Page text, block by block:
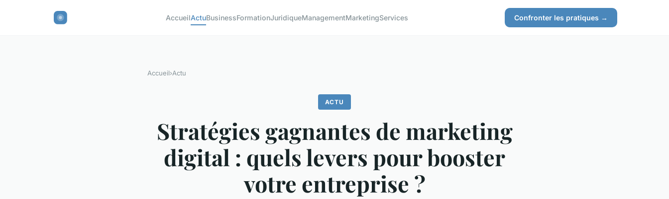
AccueilActuBusinessFormationJuridiqueManagementMarketingServices Confronter les pratiques →
Accueil›Actu
ACTU
Stratégies gagnantes de marketing
digital : quels levers pour booster
votre entreprise ?